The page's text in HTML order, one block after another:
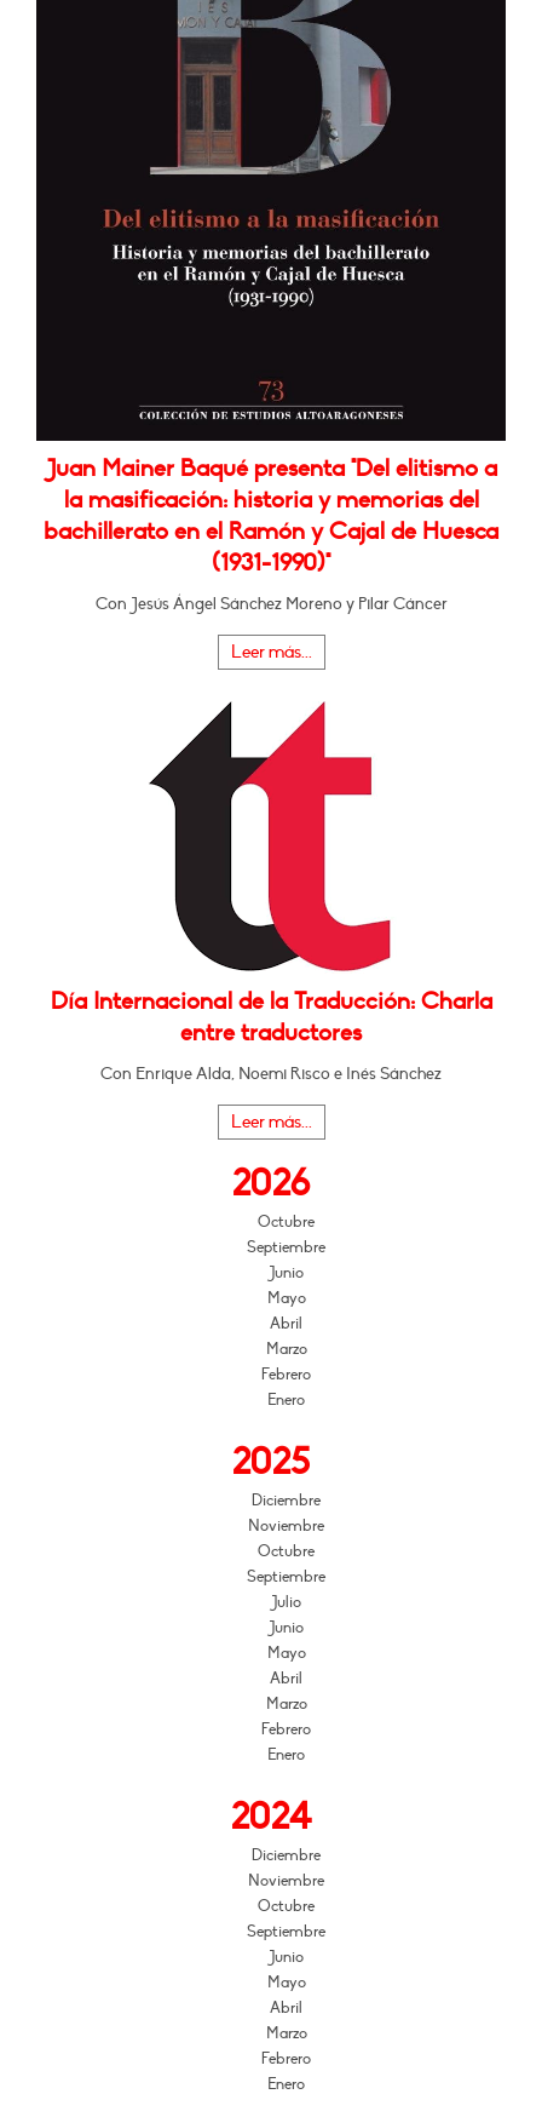
Juan Mainer Baqué presenta "Del elitismo a
la masificación: historia y memorias del
bachillerato en el Ramón y Cajal de Huesca
(1931-1990)"
Con Jesús Ángel Sánchez Moreno y Pilar Cáncer
Leer más...
Día Internacional de la Traducción: Charla
entre traductores
Con Enrique Alda, Noemi Risco e Inés Sánchez
Leer más...
2026
Octubre
Septiembre
Junio
Mayo
Abril
Marzo
Febrero
Enero
2025
Diciembre
Noviembre
Octubre
Septiembre
Julio
Junio
Mayo
Abril
Marzo
Febrero
Enero
2024
Diciembre
Noviembre
Octubre
Septiembre
Junio
Mayo
Abril
Marzo
Febrero
Enero